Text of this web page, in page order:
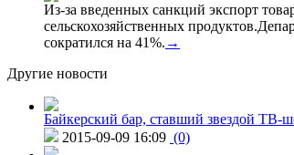
Из-за введенных санкций экспорт
сельскохозяйственных
сократился на 41%. →
Другие новости
Байкерский бар, ставший звездой ТВ-
2015-09-09 16:09 (0)